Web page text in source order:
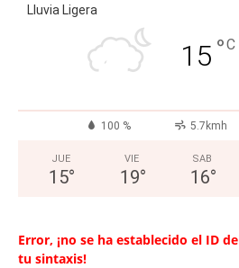
Lluvia Ligera
15 °C
100 % 5.7kmh
JUE
15°
VIE
19°
SAB
16°
Error, ¡no se ha establecido el ID
tu sintaxis!